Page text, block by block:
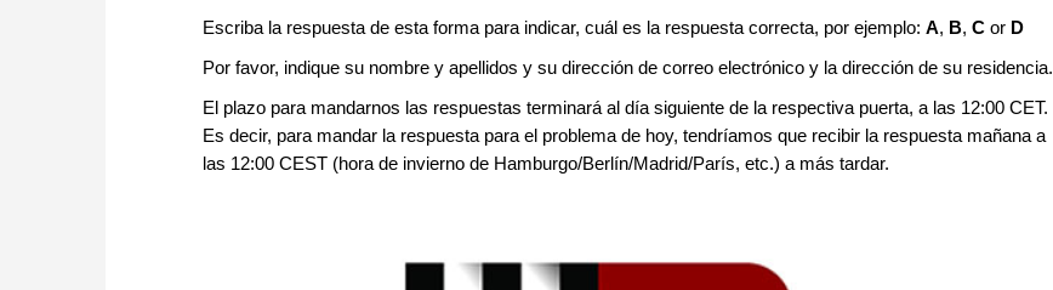
Escriba la respuesta de esta forma para indicar, cuál es la respuesta correcta, por ejemplo: A, B, C or D
Por favor, indique su nombre y apellidos y su dirección de correo electrónico y la dirección de su residencia.
El plazo para mandarnos las respuestas terminará al día siguiente de la respectiva puerta, a las 12:00 CET.
Es decir, para mandar la respuesta para el problema de hoy, tendríamos que recibir la respuesta mañana a
las 12:00 CEST (hora de invierno de Hamburgo/Berlín/Madrid/París, etc.) a más tardar.